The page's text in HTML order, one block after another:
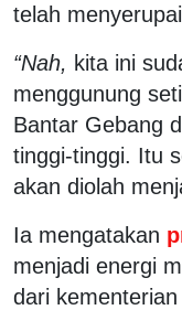
telah
“Nah, kita ini
menggunung
Bantar Gebang
tinggi-tinggi. Itu
akan diolah
Ia mengatakan
menjadi energi
dari